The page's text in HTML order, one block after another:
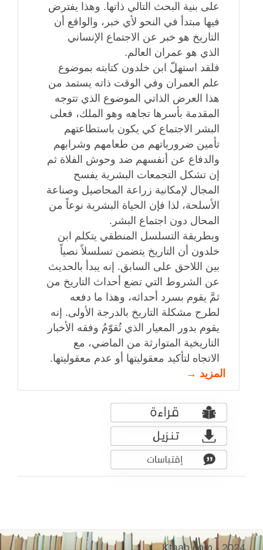
على بنية البحث التالي ذاتها. وهذا يفترض
فيها مبتدأ في النحو لأي خبر، والواقع أن
التاريخ هو خبر عن الاجتماع الإنساني
الذي هو عمران العالم.
فلقد استهلّ ابن خلدون كتابته بموضوع
علم العمران وفي الوقت ذاته يستمد من
هذا العرض الذاتي الموضوع الذي تتوجه
المقدمة بأسرها تجاهه وهو الملك، فعلى
البشر الاجتماع كي يكون باستطاعتهم
تأمين ضرورياتهم من طعامهم وشرابهم
والدفاع عن أنفسهم ضد وحوش الفلاة ثم
إن تشكل التجمعات البشرية يفسح
المجال لإمكانية زراعة المحاصيل وصناعة
الأسلحة، لذا فإن الحياة البشرية نوعاً من
المحال دون اجتماع البشر.
وبطريقة التسلسل المنطقي يتكلم ابن
خلدون أن التاريخ يتضمن تسلسلاً نصياً
بين اللاحق على السابق. إنه يبدأ بالحديث
عن الشروط التي تضع أحداث التاريخ من
ثمَّ يقوم بسرد أحداثه، وهذا ما دفعه
لطرح مشكلة التاريخ بالدرجة الأولى. إنه
يقوم بدور المعيار الذي تُقوّمُ وفقه الأخبار
التاريخية المتوارثة من الماضي، مع
الاتجاه لتأكيد معقوليتها أو عدم معقوليتها.
المزيد →